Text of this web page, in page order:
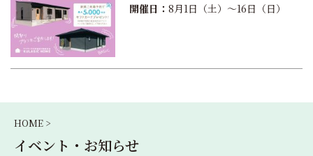
開催日： 8月1日（土）〜16日（日）
HOME >
イベント・お知らせ